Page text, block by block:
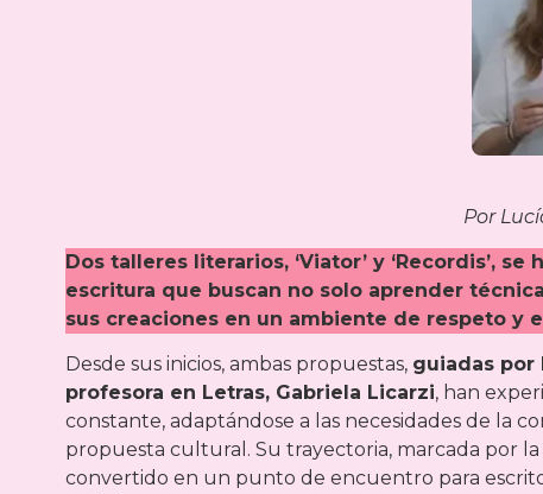
Por
Dos talleres literarios, ‘Viator’ y ‘Recordis’,
escritura que buscan no solo aprender
sus creaciones en un ambiente de respeto y
Desde sus inicios, ambas propuestas, guiadas por
profesora en Letras, Gabriela Licarzi, han
constante, adaptándose a las necesidades de la
propuesta cultural. Su trayectoria, marcada por la
convertido en un punto de encuentro para